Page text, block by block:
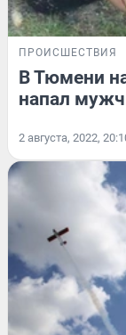
ПРОИСШЕСТВИЯ
В Тюмени
напал
2 августа, 2022,